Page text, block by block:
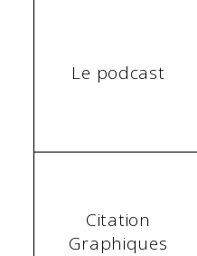
Le podcast
Citation
Graphiques